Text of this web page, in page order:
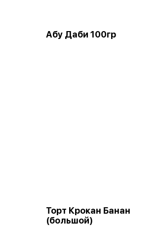
Абу Даби 100гр
Торт Крокан Банан
(большой)